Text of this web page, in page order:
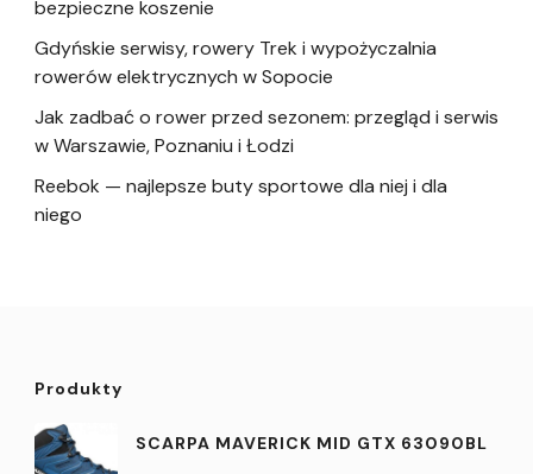
bezpieczne koszenie
Gdyńskie serwisy, rowery Trek i wypożyczalnia
rowerów elektrycznych w Sopocie
Jak zadbać o rower przed sezonem: przegląd i serwis
w Warszawie, Poznaniu i Łodzi
Reebok — najlepsze buty sportowe dla niej i dla
niego
Produkty
SCARPA MAVERICK MID GTX 63090BL